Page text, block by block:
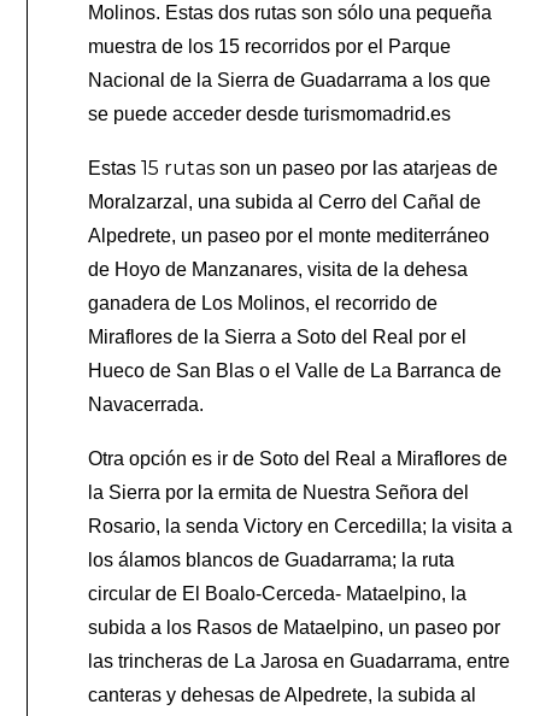
Molinos. Estas dos rutas son sólo una pequeña
muestra de los 15 recorridos por el Parque
Nacional de la Sierra de Guadarrama a los que
se puede acceder desde turismomadrid.es
Estas15 rutas son un paseo por las atarjeas de
Moralzarzal, una subida al Cerro del Cañal de
Alpedrete, un paseo por el monte mediterráneo
de Hoyo de Manzanares, visita de la dehesa
ganadera de Los Molinos, el recorrido de
Miraflores de la Sierra a Soto del Real por el
Hueco de San Blas o el Valle de La Barranca de
Navacerrada.
Otra opción es ir de Soto del Real a Miraflores de
la Sierra por la ermita de Nuestra Señora del
Rosario, la senda Victory en Cercedilla; la visita a
los álamos blancos de Guadarrama; la ruta
circular de El Boalo-Cerceda- Mataelpino, la
subida a los Rasos de Mataelpino, un paseo por
las trincheras de La Jarosa en Guadarrama, entre
canteras y dehesas de Alpedrete, la subida al